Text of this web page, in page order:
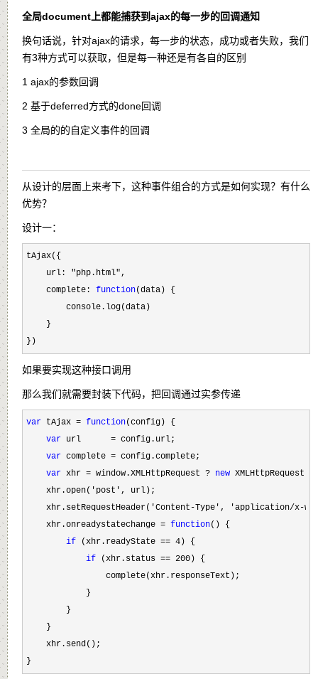
全局document上都能捕获到ajax的每一步的回调通知
换句话说，针对ajax的请求，每一步的状态，成功或者失败，我们
有3种方式可以获取，但是每一种还是有各自的区别
1 ajax的参数回调
2 基于deferred方式的done回调
3 全局的的自定义事件的回调
从设计的层面上来考下，这种事件组合的方式是如何实现？有什么
优势？
设计一：
tAjax({
    url:
"php.html",
    complete:
function(data) {
        console.log(data)
    }
})
如果要实现这种接口调用
那么我们就需要封装下代码，把回调通过实参传递
var tAjax = function(config) {
var url      = config.url;
var complete = config.complete;
var xhr = window.XMLHttpRequest ? new
    xhr.open(
'post' , url);
    xhr.setRequestHeader(
'Content-Type', 'application/x-
    xhr.onreadystatechange
= function() {
if (xhr.readyState == 4) {
if (xhr.status == 200) {
                complete(xhr.responseText);
            }
        }
    }
    xhr.send();
}